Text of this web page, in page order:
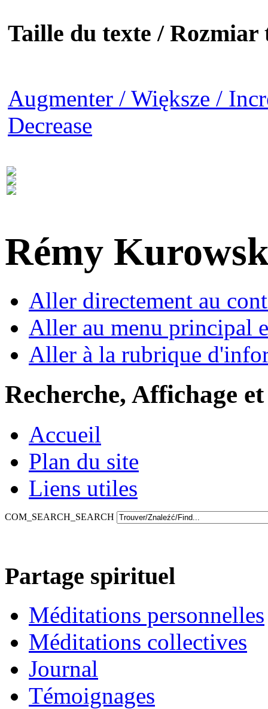
Taille du texte / Rozmiar
Augmenter / Większe /
Decrease
Rémy
Aller directement au
Aller au menu principal
Aller à la rubrique
Recherche, Affichage
Accueil
Plan du site
Liens utiles
COM_SEARCH_SEARCH
Partage spirituel
Méditations personnelles
Méditations collectives
Journal
Témoignages